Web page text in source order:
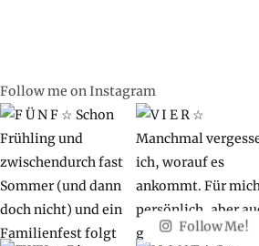
Follow me on Instagram
Follow Me!